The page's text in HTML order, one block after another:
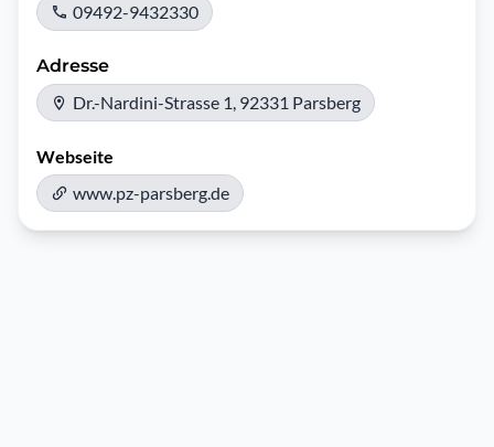
09492-9432330
Adresse
Dr.-Nardini-Strasse 1, 92331 Parsberg
Webseite
www.pz-parsberg.de